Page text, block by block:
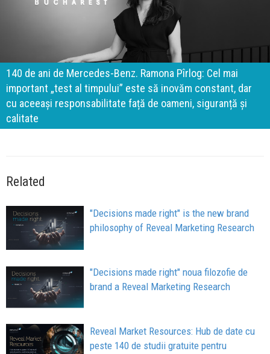
140 de ani de Mercedes-Benz. Ramona Pîrlog: Cel mai
important „test al timpului” este să inovăm constant, dar
cu aceeași responsabilitate față de oameni, siguranță și
calitate
Related
"Decisions made right" is the new brand
philosophy of Reveal Marketing Research
"Decisions made right" noua filozofie de
brand a Reveal Marketing Research
Reveal Market Resources: Hub de date cu
peste 140 de studii gratuite pentru